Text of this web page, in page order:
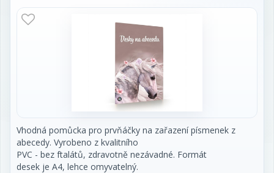
Vhodná pomůcka pro prvňáčky na zařazení písmenek z
abecedy. Vyrobeno z kvalitního
PVC - bez ftalátů, zdravotně nezávadné. Formát
desek je A4, lehce omyvatelný.